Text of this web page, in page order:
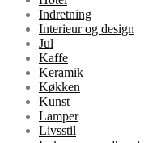
Indretning
Interieur og design
Jul
Kaffe
Keramik
Køkken
Kunst
Lamper
Livsstil